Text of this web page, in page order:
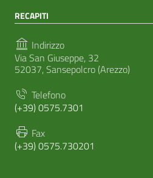
RECAPITI
Indirizzo
Via San Giuseppe, 32
52037, Sansepolcro (Arezzo)
Telefono
(+39) 0575.7301
Fax
(+39) 0575.730201